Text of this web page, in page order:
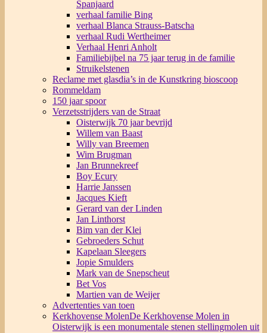
Spanjaard
verhaal familie Bing
verhaal Blanca Strauss-Batscha
verhaal Rudi Wertheimer
Verhaal Henri Anholt
Familiebijbel na 75 jaar terug in de familie
Struikelstenen
Reclame met glasdia’s in de Kunstkring bioscoop
Rommeldam
150 jaar spoor
Verzetsstrijders van de Straat
Oisterwijk 70 jaar bevrijd
Willem van Baast
Willy van Breemen
Wim Brugman
Jan Brunnekreef
Boy Ecury
Harrie Janssen
Jacques Kieft
Gerard van der Linden
Jan Linthorst
Bim van der Klei
Gebroeders Schut
Kapelaan Sleegers
Jopie Smulders
Mark van de Snepscheut
Bet Vos
Martien van de Weijer
Advertenties van toen
Kerkhovense MolenDe Kerkhovense Molen in
Oisterwijk is een monumentale stenen stellingmolen uit